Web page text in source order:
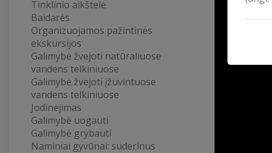
Tinklinio aikštelė
Baidarės
Organizuojamos pažintinės
ekskursijos
Galimybė žvejoti natūraliuose
vandens telkiniuose
Galimybė žvejoti įžuvintuose
vandens telkiniuose
Jodinėjimas
Galimybė uogauti
Galimybė grybauti
Naminiai gyvūnai: suderinus